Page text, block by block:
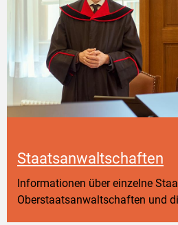
Staatsanwaltschaften
Informationen über einzelne
Oberstaatsanwaltschaften und